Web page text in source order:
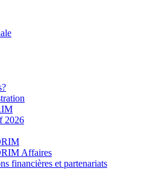
2026
Affaires
financières et partenariats